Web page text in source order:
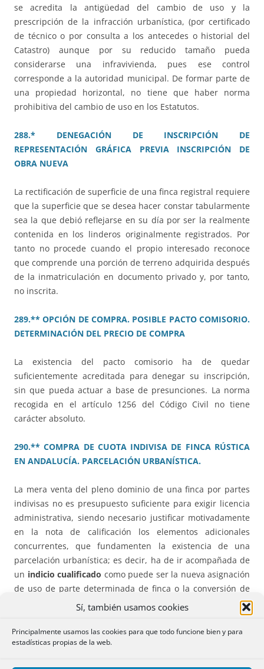
Sí, también usamos cookies
Principalmente usamos las cookies para que todo funcione bien y para
estadísticas propias de la web.
se acredita la antigüedad del cambio de uso y la
prescripción de la infracción urbanística, (por certificado
de técnico o por consulta a los antecedes o historial del
Catastro) aunque por su reducido tamaño pueda
considerarse una infravivienda, pues ese control
corresponde a la autoridad municipal. De formar parte de
una propiedad horizontal, no tiene que haber norma
prohibitiva del cambio de uso en los Estatutos.
288.* DENEGACIÓN DE INSCRIPCIÓN DE
REPRESENTACIÓN GRÁFICA PREVIA INSCRIPCIÓN DE
OBRA NUEVA
La rectificación de superficie de una finca registral requiere
que la superficie que se desea hacer constar tabularmente
sea la que debió reflejarse en su día por ser la realmente
contenida en los linderos originalmente registrados. Por
tanto no procede cuando el propio interesado reconoce
que comprende una porción de terreno adquirida después
de la inmatriculación en documento privado y, por tanto,
no inscrita.
289.** OPCIÓN DE COMPRA. POSIBLE PACTO COMISORIO.
DETERMINACIÓN DEL PRECIO DE COMPRA
La existencia del pacto comisorio ha de quedar
suficientemente acreditada para denegar su inscripción,
sin que pueda actuar a base de presunciones. La norma
recogida en el artículo 1256 del Código Civil no tiene
carácter absoluto.
290.** COMPRA DE CUOTA INDIVISA DE FINCA RÚSTICA
EN ANDALUCÍA. PARCELACIÓN URBANÍSTICA.
La mera venta del pleno dominio de una finca por partes
indivisas no es presupuesto suficiente para exigir licencia
administrativa, siendo necesario justificar motivadamente
en la nota de calificación los elementos adicionales
concurrentes, que fundamenten la existencia de una
parcelación urbanística; es decir, ha de ir acompañada de
un indicio cualificado como puede ser la nueva asignación
de uso de parte determinada de finca o la conversión de
una comunidad hereditaria en ordinaria mediante
291.*** ADJUDICACIÓN EN PROCEDIMIENTO DE
APREMIO FISCAL